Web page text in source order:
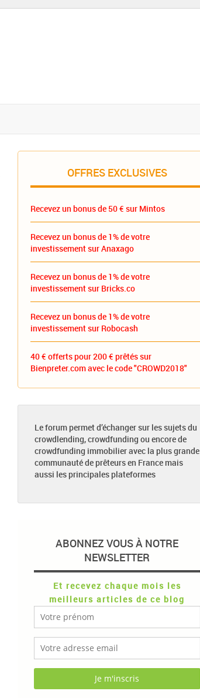
OFFRES EXCLUSIVES
Recevez un bonus de 50 € sur Mintos
Recevez un bonus de 1% de votre
investissement sur Anaxago
Recevez un bonus de 1% de votre
investissement sur Bricks.co
Recevez un bonus de 1% de votre
investissement sur Robocash
40 € offerts pour 200 € prêtés sur
Bienpreter.com avec le code "CROWD2018"
Le forum permet d’échanger sur les sujets du
crowdlending, crowdfunding ou encore de
crowdfunding immobilier avec la plus grande
communauté de prêteurs en France mais
aussi les principales plateformes
ABONNEZ VOUS À NOTRE
NEWSLETTER
Et recevez chaque mois les
meilleurs articles de ce blog